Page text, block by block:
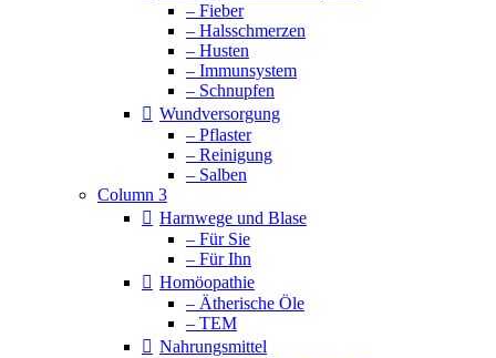
– Fieber
– Halsschmerzen
– Husten
– Immunsystem
– Schnupfen
Wundversorgung
– Pflaster
– Reinigung
– Salben
Column 3
Harnwege und Blase
– Für Sie
– Für Ihn
Homöopathie
– Ätherische Öle
– TEM
Nahrungsmittel